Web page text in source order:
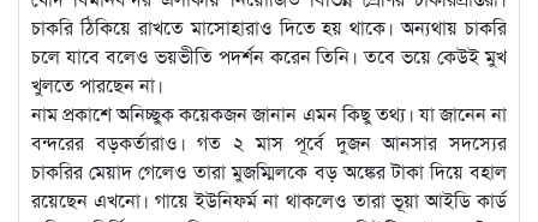
চাকরি ঠিকিয়ে রাখতে মাসোহারাও দিতে হয় থাকে। অন্যথায় চাকরি
চলে যাবে বলেও ভয়ভীতি পদর্শন করেন তিনি। তবে ভয়ে কেউই মুখ
খুলতে পারছেন না।
নাম প্রকাশে অনিচ্ছুক কয়েকজন জানান এমন কিছু তথ্য। যা জানেন না
বন্দরের বড়কর্তারাও। গত ২ মাস পূর্বে দুজন আনসার সদস্যের
চাকরির মেয়াদ গেলেও তারা মুজম্মিলকে বড় অঙ্কের টাকা দিয়ে বহাল
রয়েছেন এখনো। গায়ে ইউনিফর্ম না থাকলেও তারা ভূয়া আইডি কার্ড